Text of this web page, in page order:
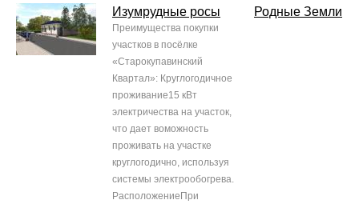
Изумрудные росы
Преимущества покупки
участков в посёлке
«Старокупавинский
Квартал»: Круглогодичное
проживание15 кВт
электричества на участок,
что дает воможность
проживать на участке
круглогодично, используя
системы электрообогрева.
РасположениеПри
Родные Земли